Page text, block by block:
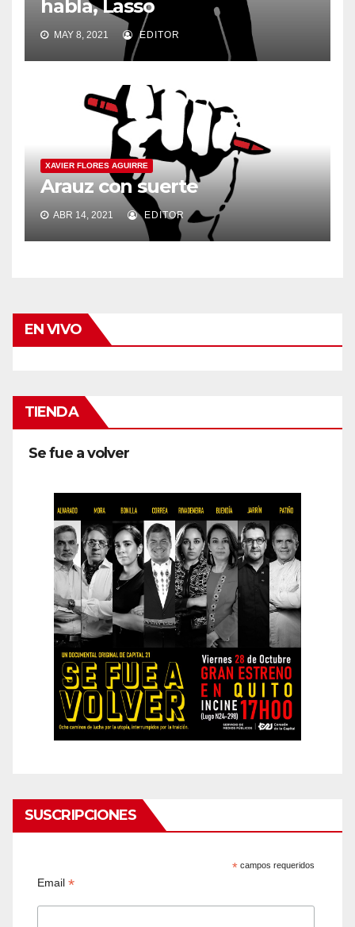
habla, Lasso
MAY 8, 2021 EDITOR
XAVIER FLORES AGUIRRE
Arauz con suerte
ABR 14, 2021 EDITOR
EN VIVO
TIENDA
Se fue a volver
SUSCRIPCIONES
* campos requeridos
Email*